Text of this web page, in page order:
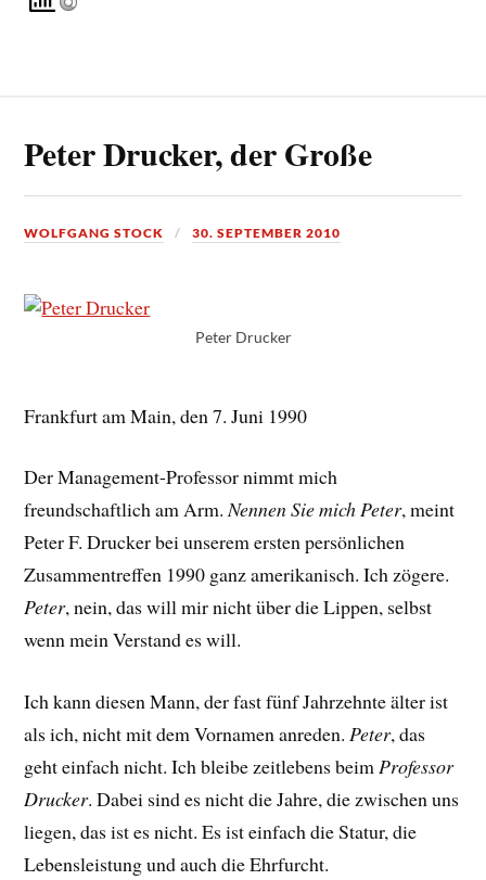
Peter Drucker, der Große
WOLFGANG STOCK 30. SEPTEMBER 2010
Peter Drucker
Frankfurt am Main, den 7. Juni 1990
Der Management-Professor nimmt mich
freundschaftlich am Arm.Nennen Sie mich Peter, meint
Peter F. Drucker bei unserem ersten persönlichen
Zusammentreffen 1990 ganz amerikanisch. Ich zögere.
Peter, nein, das will mir nicht über die Lippen, selbst
wenn mein Verstand es will.
Ich kann diesen Mann, der fast fünf Jahrzehnte älter ist
als ich, nicht mit dem Vornamen anreden.Peter, das
geht einfach nicht. Ich bleibe zeitlebens beimProfessor
Drucker. Dabei sind es nicht die Jahre, die zwischen uns
liegen, das ist es nicht. Es ist einfach die Statur, die
Lebensleistung und auch die Ehrfurcht.